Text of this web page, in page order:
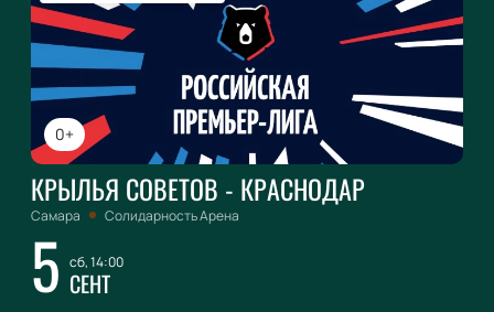
0+
КРЫЛЬЯ СОВЕТОВ - КРАСНОДАР
Самара Солидарность Арена
5 сб, 14:00
СЕНТ